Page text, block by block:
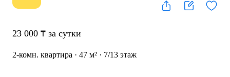
23 000 ₸ за сутки
2-комн. квартира · 47 м² · 7/13 этаж